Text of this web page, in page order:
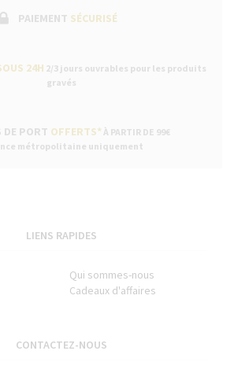
PAIEMENT SÉCURISÉ
24H 2/3 jours ouvrables pour les produits
gravés
DE PORT OFFERTS* À PARTIR DE 99€
métropolitaine uniquement
LIENS RAPIDES
Qui sommes-nous
Cadeaux d'affaires
CONTACTEZ-NOUS